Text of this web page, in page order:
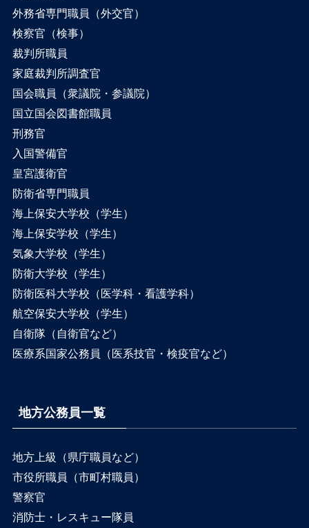
外務省専門職員（外交官）
検察官（検事）
裁判所職員
家庭裁判所調査官
国会職員（衆議院・参議院）
国立国会図書館職員
刑務官
入国警備官
皇宮護衛官
防衛省専門職員
海上保安大学校（学生）
海上保安学校（学生）
気象大学校（学生）
防衛大学校（学生）
防衛医科大学校（医学科・看護学科）
航空保安大学校（学生）
自衛隊（自衛官など）
医療系国家公務員（医系技官・検疫官など）
地方公務員一覧
地方上級（県庁職員など）
市役所職員（市町村職員）
警察官
消防士・レスキュー隊員